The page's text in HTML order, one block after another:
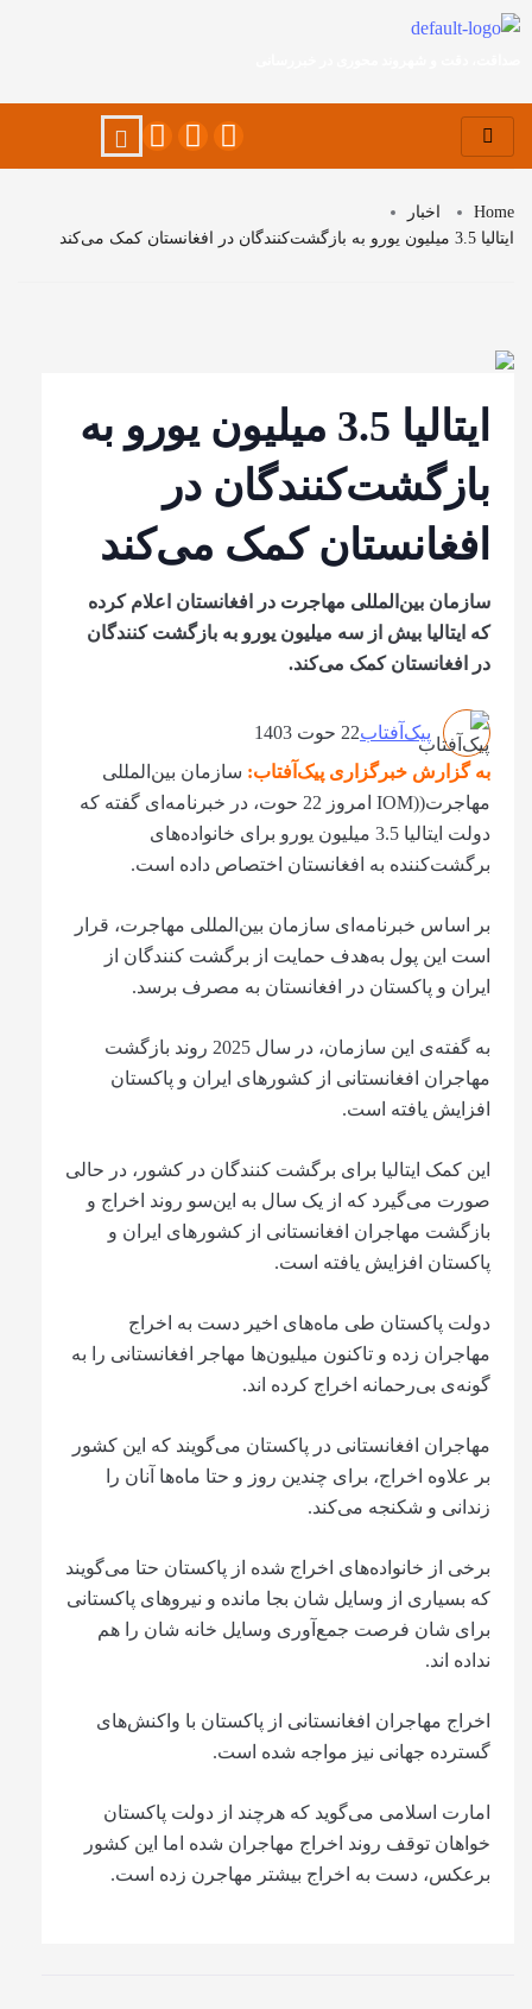
Home
اخبار
ایتالیا 3.5 میلیون یورو به بازگشت‌کنندگان در افغانستان کمک می‌کند
ایتالیا 3.5 میلیون یورو به
بازگشت‌کنندگان در
افغانستان کمک می‌کند
سازمان بین‌المللی مهاجرت در افغانستان اعلام کرده
که ایتالیا بیش از سه میلیون یورو به بازگشت کنندگان
در افغانستان کمک می‌کند.
پیک‌آفتاب22 حوت 1403
به گزارش خبرگزاری پیک‌آفتاب:سازمان بین‌المللی
مهاجرت((IOM امروز 22 حوت، در خبرنامه‌ای گفته که
دولت ایتالیا 3.5 میلیون یورو برای خانواده‌های
برگشت‌کننده به افغانستان اختصاص داده است.
بر اساس خبرنامه‌ای سازمان بین‌المللی مهاجرت، قرار
است این پول به‌هدف حمایت از برگشت کنندگان از
ایران و پاکستان در افغانستان به مصرف برسد.
به گفته‌ی این سازمان، در سال 2025 روند بازگشت
مهاجران افغانستانی از کشورهای ایران و پاکستان
افزایش یافته است.
این کمک ایتالیا برای برگشت کنندگان در کشور، در حالی
صورت می‌گیرد که از یک سال به این‌سو روند اخراج و
بازگشت مهاجران افغانستانی از کشورهای ایران و
پاکستان افزایش یافته است.
دولت پاکستان طی ماه‌های اخیر دست به اخراج
مهاجران زده و تاکنون میلیون‌ها مهاجر افغانستانی را به
گونه‌ی بی‌رحمانه اخراج کرده اند.
مهاجران افغانستانی در پاکستان می‌گویند که این کشور
بر علاوه اخراج، برای چندین روز و حتا ماه‌ها آنان را
زندانی و شکنجه می‌کند.
برخی از خانواده‌های اخراج شده از پاکستان حتا می‌گویند
که بسیاری از وسایل شان بجا مانده و نیروهای پاکستانی
برای شان فرصت جمع‌آوری وسایل خانه شان را هم
نداده اند.
اخراج مهاجران افغانستانی از پاکستان با واکنش‌های
گسترده جهانی نیز مواجه شده است.
امارت اسلامی می‌گوید که هرچند از دولت پاکستان
خواهان توقف روند اخراج مهاجران شده اما این کشور
برعکس، دست به اخراج بیشتر مهاجرن زده است.